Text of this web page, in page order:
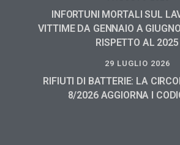
INFORTUNI MORTALI SUL
VITTIME DA GENNAIO A
RISPETTO AL 2025
29 LUGLIO 2026
RIFIUTI DI BATTERIE: LA
8/2026 AGGIORNA I